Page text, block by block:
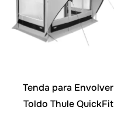
Tenda para Envolver
Toldo Thule QuickFit